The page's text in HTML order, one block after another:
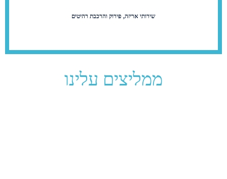
שירותי אריזה, פירוק והרכבת רהיטים
ממליצים עלינו